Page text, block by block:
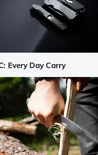
Every Day Carry